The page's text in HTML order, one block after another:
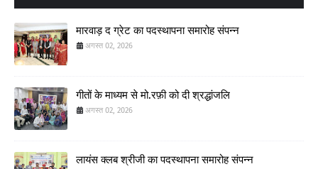
मारवाड़ द ग्रेट का पदस्थापना समारोह संपन्न
अगस्त 02, 2026
गीतों के माध्यम से मो.रफ़ी को दी श्रद्धांजलि
अगस्त 02, 2026
लायंस क्लब श्रीजी का पदस्थापना समारोह संपन्न